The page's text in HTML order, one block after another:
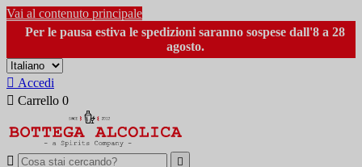
Vai al contenuto principale
Per le pausa estiva le spedizioni saranno sospese dall'8 a 28
agosto.
 Accedi
 Carrello 0
 